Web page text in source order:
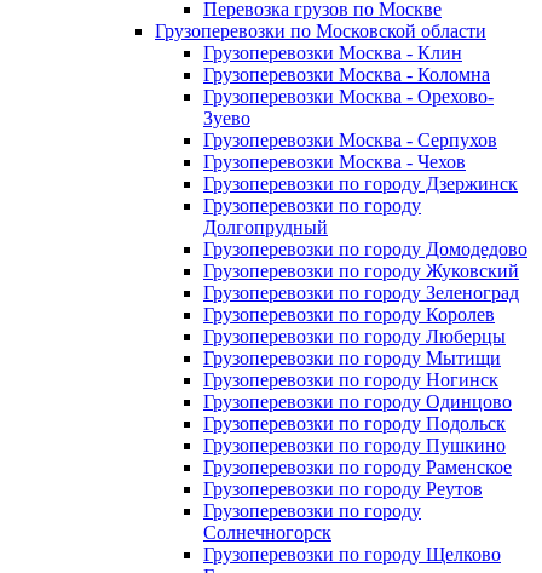
Перевозка грузов по Москве
Грузоперевозки по Московской области
Грузоперевозки Москва - Клин
Грузоперевозки Москва - Коломна
Грузоперевозки Москва - Орехово-
Зуево
Грузоперевозки Москва - Серпухов
Грузоперевозки Москва - Чехов
Грузоперевозки по городу Дзержинск
Грузоперевозки по городу
Долгопрудный
Грузоперевозки по городу Домодедово
Грузоперевозки по городу Жуковский
Грузоперевозки по городу Зеленоград
Грузоперевозки по городу Королев
Грузоперевозки по городу Люберцы
Грузоперевозки по городу Мытищи
Грузоперевозки по городу Ногинск
Грузоперевозки по городу Одинцово
Грузоперевозки по городу Подольск
Грузоперевозки по городу Пушкино
Грузоперевозки по городу Раменское
Грузоперевозки по городу Реутов
Грузоперевозки по городу
Солнечногорск
Грузоперевозки по городу Щелково